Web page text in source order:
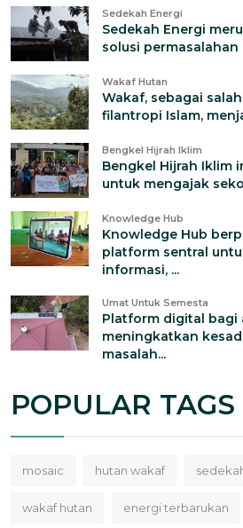
Sedekah Energi
Sedekah Energi
solusi permasalahan
Wakaf Hutan
Wakaf, sebagai
filantropi Islam,
Bengkel Hijrah Iklim
Bengkel Hijrah Iklim
untuk mengajak
Knowledge Hub
Knowledge Hub
platform sentral
informasi, ...
Umat Untuk Semesta
Platform digital bagi
meningkatkan
masalah...
POPULAR TAGS
mosaic hutan wakaf
wakaf hutan energi terbarukan